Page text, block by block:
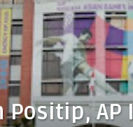
Positip, AP